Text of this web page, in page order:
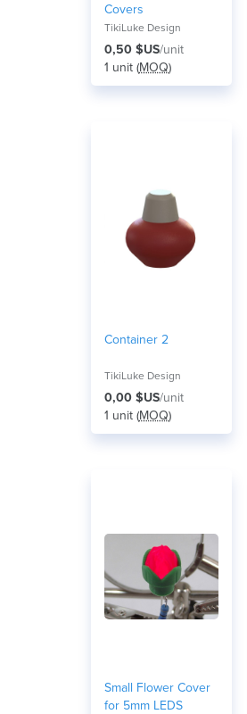
Covers
TikiLuke Design
0,50 $US/unit
1 unit (MOQ)
Container 2
TikiLuke Design
0,00 $US/unit
1 unit (MOQ)
Small Flower Cover
for 5mm LEDS